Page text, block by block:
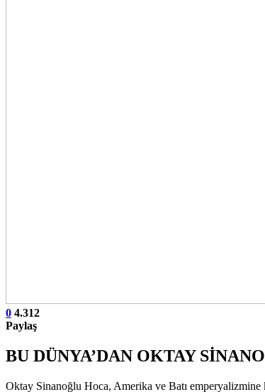
0 4.312
Paylaş
BU DÜNYA’DAN OKTAY
Oktay Sinanoğlu Hoca, Amerika ve Batı emperyalizmine